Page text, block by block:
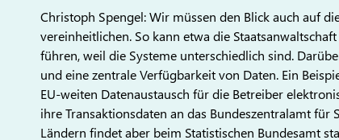
Christoph Spengel: Wir müssen den Blick auch auf
vereinheitlichen. So kann etwa die
führen, weil die Systeme unterschiedlich sind.
und eine zentrale Verfügbarkeit von Daten. Ein
EU-weiten Datenaustausch für die Betreiber
ihre Transaktionsdaten an das Bundeszentralamt
Ländern findet aber beim Statistischen Bundesamt